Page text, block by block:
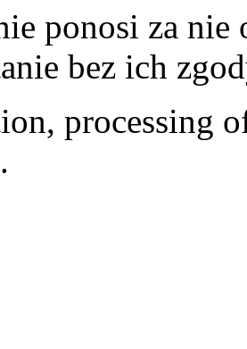
ponosi za
bez ich
processing